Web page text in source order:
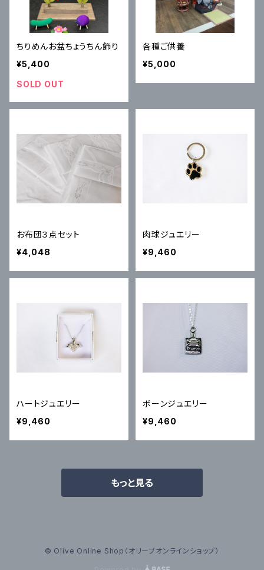
ちりめんお盆ちょうちん飾り
¥5,400
SOLD OUT
各種ご供養
¥5,000
お布団３点セット
¥4,048
肉球ジュエリー
¥9,460
ハートジュエリー
¥9,460
ボーンジュエリー
¥9,460
もっと見る
© Olive Online Shop（オリーブオンラインショップ）